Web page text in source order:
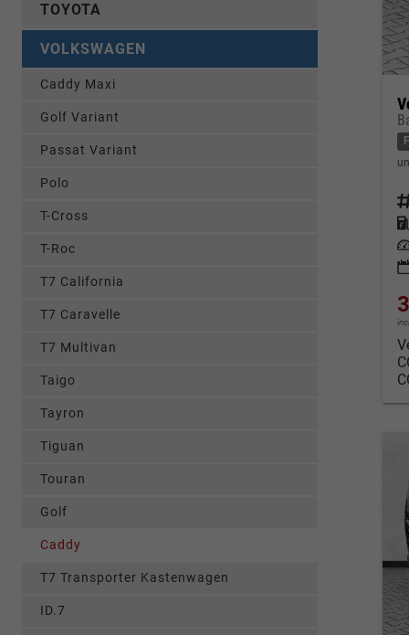
TOYOTA
VOLKSWAGEN
Caddy Maxi
Golf Variant
Passat Variant
Polo
T-Cross
T-Roc
T7 California
T7 Caravelle
T7 Multivan
Taigo
Tayron
Tiguan
Touran
Golf
Caddy
T7 Transporter Kastenwagen
ID.7